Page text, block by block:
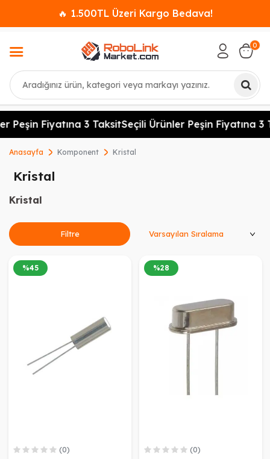
🔥 1.500TL Üzeri Kargo Bedava!
Ara
0
Peşin Fiyatına 3 TaksitSeçili Ürünler Peşin Fiyatına 3
Anasayfa Komponent Kristal
Kristal
Kristal
Filtre
%45
(0)
%28
(0)